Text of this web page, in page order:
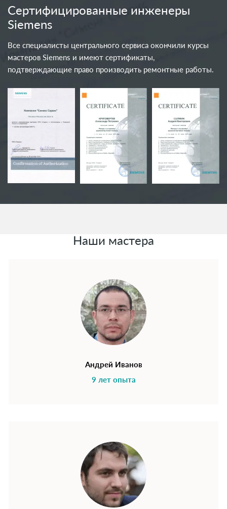
Сертифицированные инженеры
Siemens
Все специалисты центрального сервиса окончили курсы
мастеров Siemens и имеют сертификаты,
подтверждающие право производить ремонтные работы.
Наши мастера
Андрей Иванов
9 лет опыта